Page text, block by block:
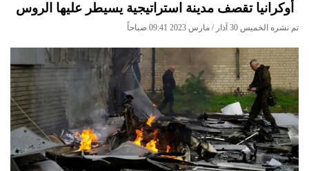
أوكرانيا تقصف مدينة استراتيجية يسيطر عليها الروس
تم نشره الخميس 30 آذار / مارس 2023 09:41 صباحاً